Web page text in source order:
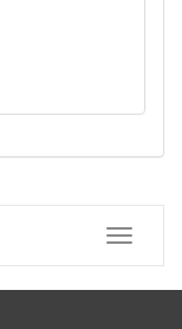
Toggle